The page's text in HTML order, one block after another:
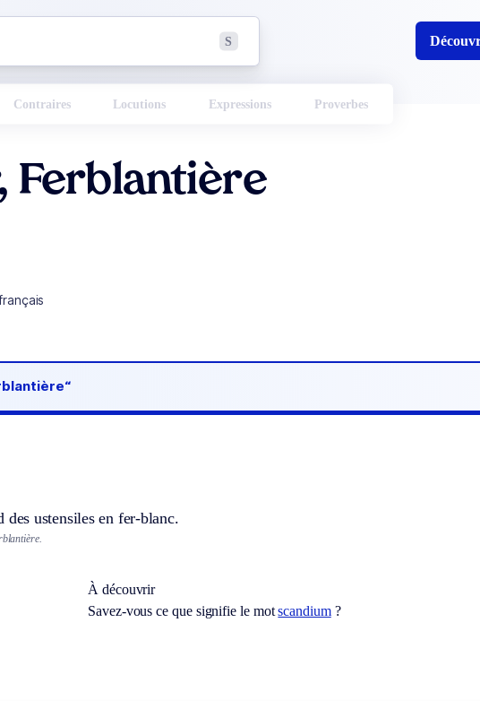
S
Contraires Locutions Expressions Proverbes
Ferblantière
ustensiles en fer-blanc.
À découvrir
Savez-vous ce que signifie le motscandium?